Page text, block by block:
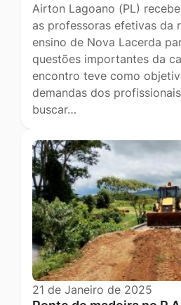
Airton Lagoano (PL)
as professoras efetivas da
ensino de Nova Lacerda
questões importantes da
encontro teve como
demandas dos
buscar…
21 de Janeiro de 2025